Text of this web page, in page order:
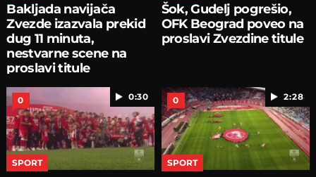
Bakljada navijača
Zvezde izazvala prekid
dug 11 minuta,
nestvarne scene na
proslavi titule
Šok, Gudelj pogrešio,
OFK Beograd poveo na
proslavi Zvezdine titule
0:30
0
SPORT
2:28
0
SPORT